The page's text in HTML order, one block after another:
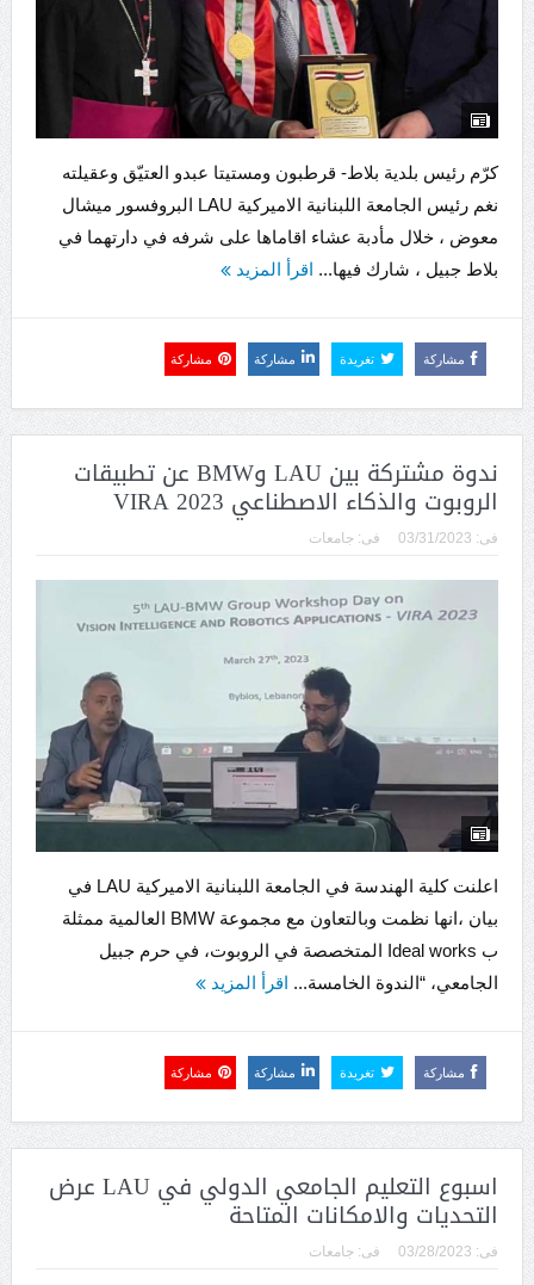
كرّم رئيس بلدية بلاط- قرطبون ومستيتا عبدو العتيّق وعقيلته
نغم رئيس الجامعة اللبنانية الاميركية LAU البروفسور ميشال
معوض ، خلال مأدبة عشاء اقاماها على شرفه في دارتهما في
بلاط جبيل ، شارك فيها... اقرأ المزيد
مشاركة تغريدة مشاركة مشاركة
ندوة مشتركة بين LAU وBMW عن تطبيقات
الروبوت والذكاء الاصطناعي VIRA 2023
فى: 03/31/2023 فى: جامعات
اعلنت كلية الهندسة في الجامعة اللبنانية الاميركية LAU في
بيان ،انها نظمت وبالتعاون مع مجموعة BMW العالمية ممثلة
ب Ideal works المتخصصة في الروبوت، في حرم جبيل
الجامعي، “الندوة الخامسة... اقرأ المزيد
مشاركة تغريدة مشاركة مشاركة
اسبوع التعليم الجامعي الدولي في LAU عرض
التحديات والامكانات المتاحة
فى: 03/28/2023 فى: جامعات